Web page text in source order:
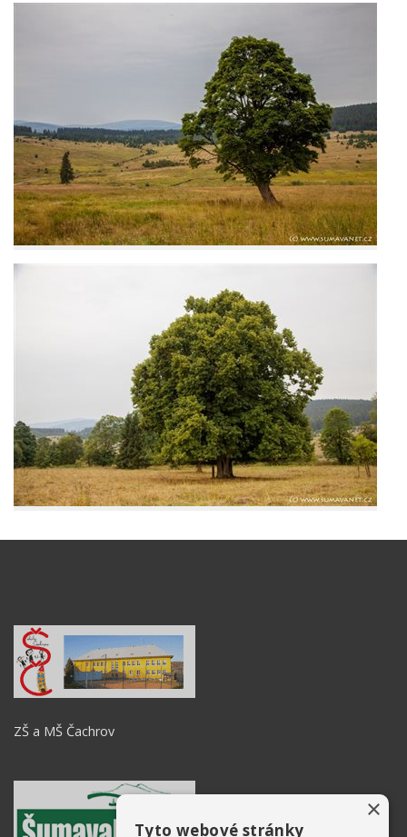
ZŠ a MŠ Čachrov
×
Tyto webové stránky